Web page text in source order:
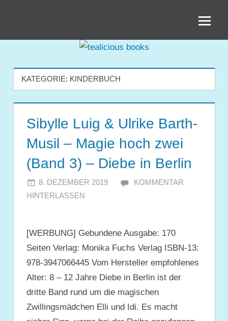
books
KATEGORIE: KINDERBUCH
Sibylle Luig & Ulrike Barth-
Musil – Magie hoch zwei
(Band 3) – Diebe in Berlin
8. DEZEMBER 2019 JULIA
KOMMENTAR
HINTERLASSEN
[WERBUNG] Gebundene Ausgabe: 170
Seiten Verlag: Monika Fuchs Verlag ISBN-13:
978-3947066445 Vom Hersteller empfohlenes
Alter: 8 – 12 Jahre Diebe in Berlin ist der
dritte Band rund um die magischen
Zwillingsmädchen Elli und Idi. Es macht